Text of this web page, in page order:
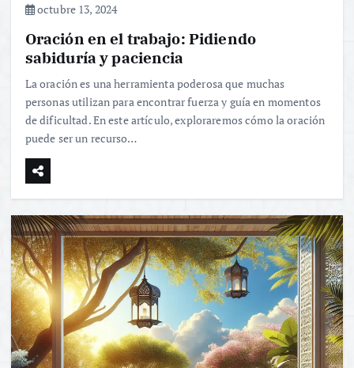
octubre 13, 2024
Oración en el trabajo: Pidiendo
sabiduría y paciencia
La oración es una herramienta poderosa que muchas
personas utilizan para encontrar fuerza y guía en momentos
de dificultad. En este artículo, exploraremos cómo la oración
puede ser un recurso…